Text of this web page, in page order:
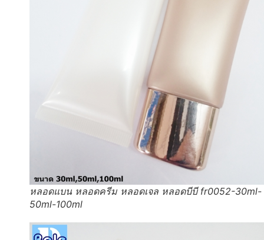
หลอดแบน หลอดครีม หลอดเจล หลอดบีบี fr0052-30ml-
50ml-100ml